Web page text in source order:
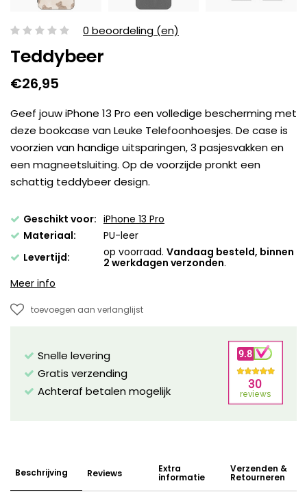
0 beoordeling (en)
Teddybeer
€26,95
Geef jouw iPhone 13 Pro een volledige bescherming met
deze bookcase van Leuke Telefoonhoesjes. De case is
voorzien van handige uitsparingen, 3 pasjesvakken en
een magneetsluiting. Op de voorzijde pronkt een
schattig teddybeer design.
Geschikt voor: iPhone 13 Pro
Materiaal:
PU-leer
Levertijd:
op voorraad. Vandaag besteld, binnen
2 werkdagen verzonden.
Meer info
toevoegen aan verlanglijst
Snelle levering
Gratis verzending
Achteraf betalen mogelijk
Beschrijving Reviews Extra
informatie
Verzenden &
Retourneren